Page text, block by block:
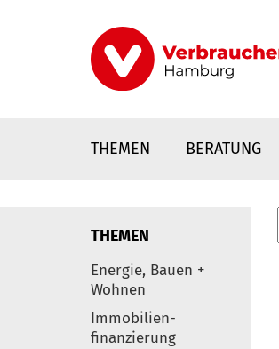
THEMEN BERATUNG
Elemente
THEMEN
Energie, Bauen +
Wohnen
Immobilien-
finanzierung